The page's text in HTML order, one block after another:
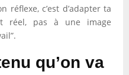
réflexe, c’est d’adapter ta
réel, pas à une image
qu’on va